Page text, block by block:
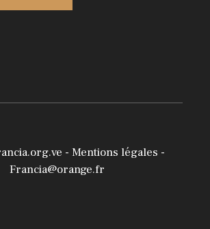
- Mentions légales -
Francia@orange.fr